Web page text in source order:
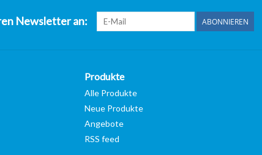
Newsletter an: ABONNIEREN
Produkte
Alle Produkte
Neue Produkte
Angebote
RSS feed